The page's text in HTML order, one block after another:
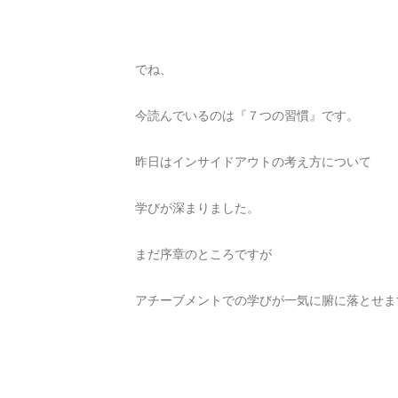
でね、
今読んでいるのは『７つの習慣』です。
昨日はインサイドアウトの考え方について
学びが深まりました。
まだ序章のところですが
アチーブメントでの学びが一気に腑に落とせ